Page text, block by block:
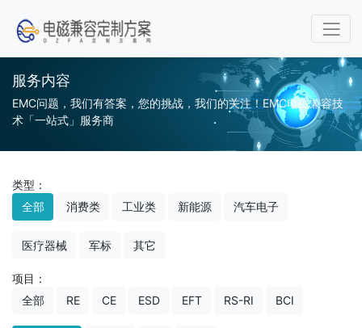
服务内容
EMC问题，我们有答案，您的挑战，我们的关注！EMC电磁兼容技
术「一站式」服务商
类型：
全部
消费类 工业类 新能源 汽车电子
医疗器械 军标 其它
项目：
全部
RE CE ESD EFT RS-RI BCI